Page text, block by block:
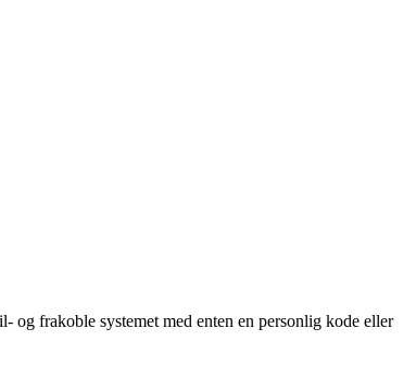
og frakoble systemet med enten en personlig kode eller